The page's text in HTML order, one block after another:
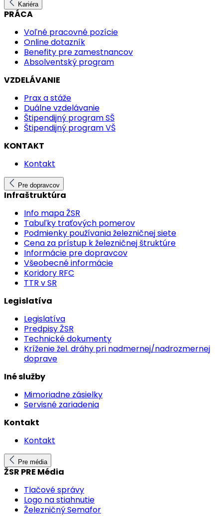
Kariéra
PRÁCA
Voľné pracovné pozície
Online dotazník
Benefity pre zamestnancov
Absolventský program
VZDELÁVANIE
Prax a stáže
Duálne vzdelávanie
Štipendijný program SŠ
Štipendijný program VŠ
KONTAKT
Kontakt
Pre dopravcov
Infraštruktúra
Info mapa ŽSR
Tabuľky traťových pomerov
Podmienky používania železničnej siete
Cena za prístup k železničnej štruktúre
Informácie pre dopravcov
Všeobecné informácie
Koridory RFC
TTR v SR
Legislatíva
Legislatíva
Predpisy ŽSR
Technické dokumenty
Kríženie žel. dráhy pri nadmernej/nadrozmernej
doprave
Iné služby
Mimoriadne zásielky
Servisné zariadenia
Kontakt
Kontakt
Pre média
ŽSR PRE Média
Tlačové správy
Logo na stiahnutie
Železničný Semafor